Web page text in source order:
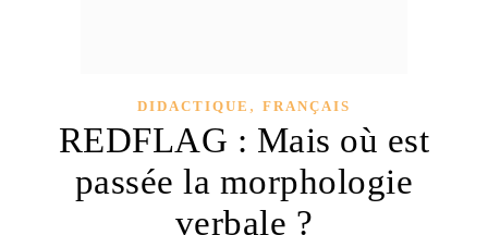
DIDACTIQUE , FRANÇAIS
REDFLAG : Mais où est
passée la morphologie
verbale ?